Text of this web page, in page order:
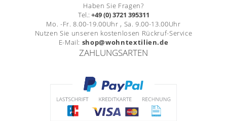
Haben Sie Fragen?
Tel.: +49 (0) 3721 395311
Mo. -Fr. 8.00-19.00Uhr , Sa. 9.00-13.00Uhr
Nutzen Sie unseren kostenlosen Rückruf-Service
E-Mail: shop@wohntextilien.de
ZAHLUNGSARTEN